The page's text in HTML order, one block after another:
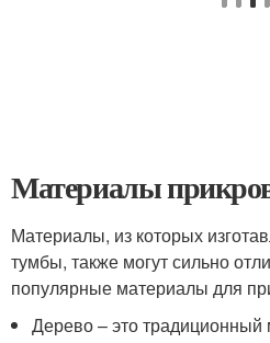
Материалы
Материалы, из которых
тумбы, также могут сильно
популярные материалы для
Дерево – это